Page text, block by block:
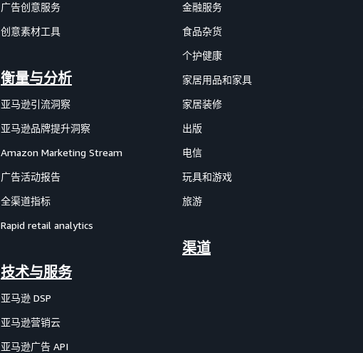
广告创意服务
创意素材工具
衡量与分析
亚马逊引流洞察
亚马逊品牌提升洞察
Amazon Marketing Stream
广告活动报告
全渠道指标
Rapid retail analytics
技术与服务
亚马逊 DSP
亚马逊营销云
亚马逊广告 API
金融服务
食品杂货
个护健康
家居用品和家具
家居装修
出版
电信
玩具和游戏
旅游
渠道